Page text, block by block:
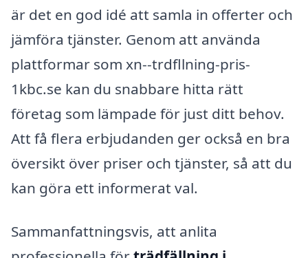
är det en god idé att samla in offerter och
jämföra tjänster. Genom att använda
plattformar som xn--trdfllning-pris-
1kbc.se kan du snabbare hitta rätt
företag som lämpade för just ditt behov.
Att få flera erbjudanden ger också en bra
översikt över priser och tjänster, så att du
kan göra ett informerat val.
Sammanfattningsvis, att anlita